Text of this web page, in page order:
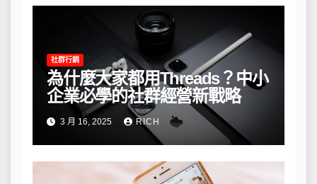
社群行銷
為什麼大家都用Threads？中小
企業必學的社群經營新戰略
3 月 16, 2025 RICH